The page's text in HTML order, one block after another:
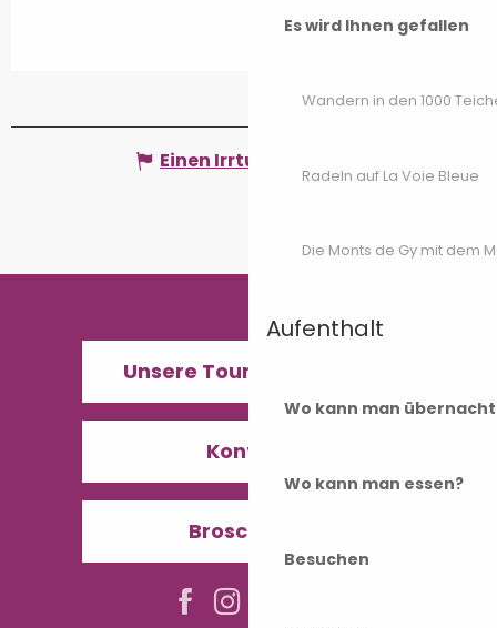
Es wird Ihnen gefallen
Wandern in den 1000
Radeln auf La Voie Bleue
Die Monts de Gy mit dem
Aufenthalt
Wo kann man
Wo kann man essen?
Besuchen
Einen Irrtum angeben
Unsere Tourismusbüros
Kontakt
Broschüren